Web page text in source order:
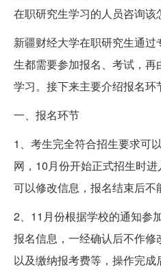
在职研究生学习的人员咨询该
新疆财经大学在职研究生通
生都需要参加报名、考试，
学习。接下来主要介绍报名环
一、报名环节
1、考生完全符合招生要求可
网，10月份开始正式招生时
可以修改信息，报名结束后不
2、11月份根据学校的通知参
报名信息，一经确认后不作
以及缴纳报考费等，操作完成